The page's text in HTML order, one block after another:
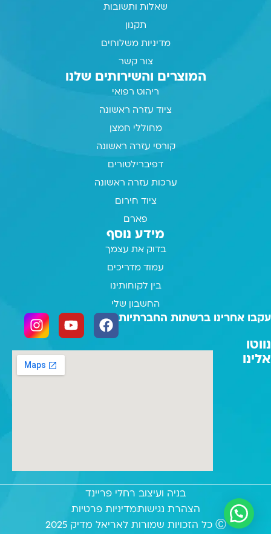
שאלות ותשובות
תקנון
מדיניות משלוחים
צור קשר
המוצרים והשירותים שלנו
ריהוט רפואי
ציוד עזרה ראשונה
מחוללי חמצן
קורסי עזרה ראשונה
דפיברילטורים
ערכות עזרה ראשונה
ציוד חירום
פארם
מידע נוסף
בדוק את עצמך
עמוד מדריכים
בין לקוחותינו
החשבון שלי
עקבו אחרינו ברשתות החברתיות
נווטו
אלינו
Ⓒ כל הזכויות שמורות לאריאל מדיק 2025
הצהרת נגישותמדיניות פרטיות
בניה ועיצוב רחלי פריינד